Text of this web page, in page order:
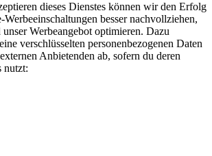
dieses Dienstes können wir den Erfolg
Werbeeinschaltungen besser nachvollziehen,
unser Werbeangebot optimieren. Dazu
verschlüsselten personenbezogenen Daten
Anbietenden ab, sofern du deren
nutzt: